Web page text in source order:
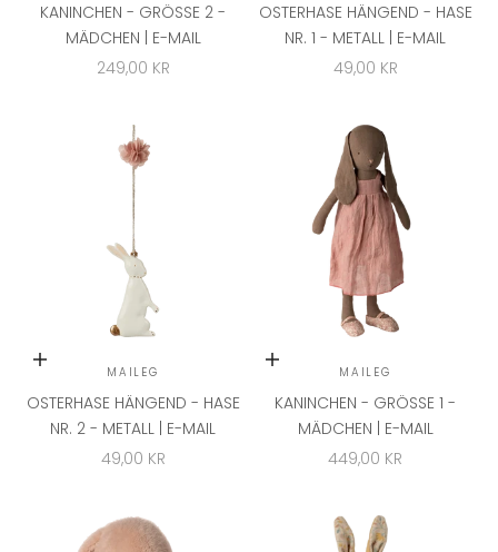
KANINCHEN - GRÖSSE 2 - M
ÄDCHEN | E-MAIL
ANGEBOT
249,00 KR
OSTERHASE HÄNGEND - HASE
NR. 1 - METALL | E-MAIL
ANGEBOT
49,00 KR
In den Warenkorb
MAILEG
OSTERHASE HÄNGEND - HASE
NR. 2 - METALL | E-MAIL
ANGEBOT
49,00 KR
In den Warenkorb
MAILEG
KANINCHEN - GRÖSSE 1 - M
ÄDCHEN | E-MAIL
ANGEBOT
449,00 KR